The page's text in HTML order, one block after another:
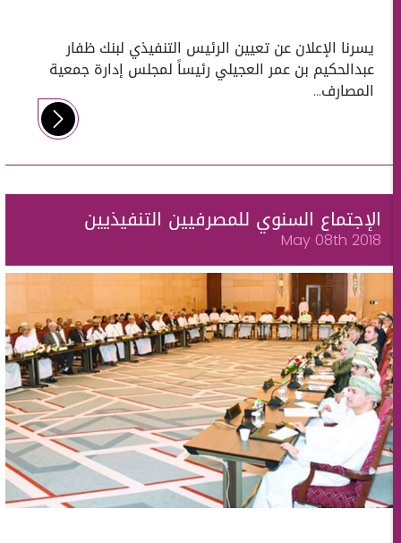
يسرنا الإعلان عن تعيين الرئيس التنفيذي لبنك ظفار
عبدالحكيم بن عمر العجيلي رئيساً لمجلس إدارة جمعية
المصارف...
الإجتماع السنوي للمصرفيين التنفيذيين
May 08th 2018